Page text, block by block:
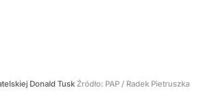
Donald Tusk Źródło: PAP / Radek Pietruszka